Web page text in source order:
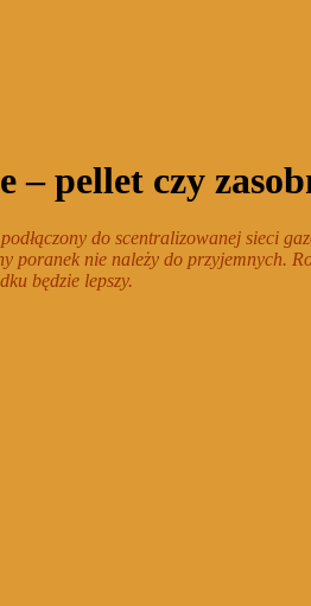
– pellet czy
do scentralizowanej sieci
poranek nie należy do przyjemnych.
będzie lepszy.